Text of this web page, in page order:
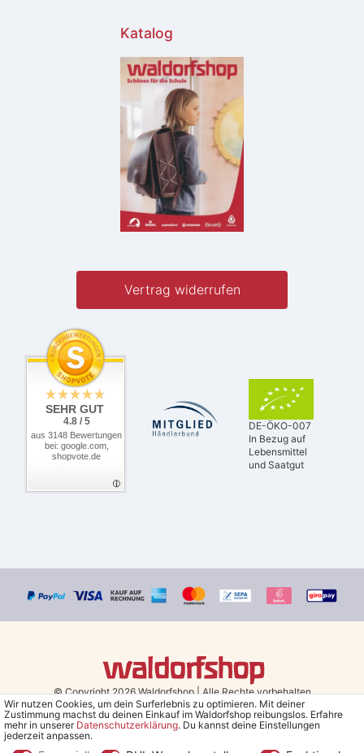
Katalog
Vertrag widerrufen
SEHR GUT
4.8 / 5
aus 3148 Bewertungen
bei: google.com,
shopvote.de
DE-ÖKO-007
In Bezug auf
Lebensmittel
und Saatgut
© Copyright 2026 Waldorfshop|Alle Rechte vorbehalten.
Bestellungen mit Prio Versand bis 13 Uhr, garantierter Versand am
Wir nutzen Cookies, um dein Surferlebnis zu optimieren. Mit deiner
Zustimmung machst du deinen Einkauf im Waldorfshop reibungslos. Erfahre
mehr in unserer Daten­schutz­erklärung. Du kannst deine Einstellungen
jederzeit anpassen.